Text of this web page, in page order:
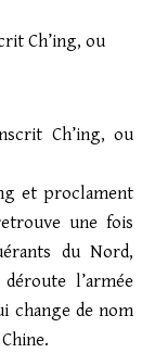
Ch’ing, ou
Ch’ing, ou
et proclament
une fois
du Nord,
l’armée
change de nom